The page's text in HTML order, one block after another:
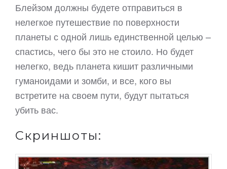
Блейзом должны будете отправиться в
нелегкое путешествие по поверхности
планеты с одной лишь единственной целью –
спастись, чего бы это не стоило. Но будет
нелегко, ведь планета кишит различными
гуманоидами и зомби, и все, кого вы
встретите на своем пути, будут пытаться
убить вас.
Скриншоты: